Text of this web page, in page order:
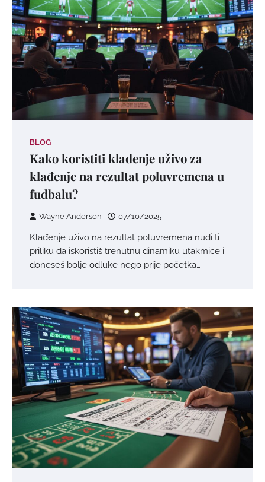
BLOG
Kako koristiti klađenje uživo za
klađenje na rezultat poluvremena u
fudbalu?
Wayne Anderson 07/10/2025
Klađenje uživo na rezultat poluvremena nudi ti
priliku da iskoristiš trenutnu dinamiku utakmice i
doneseš bolje odluke nego prije početka…